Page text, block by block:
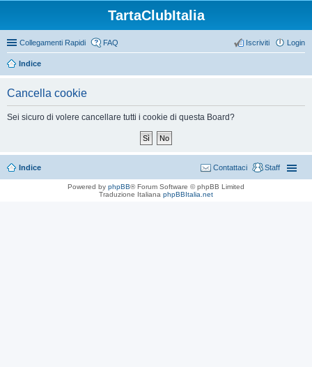
TartaClubItalia
Collegamenti Rapidi FAQ Login
Iscriviti
Indice
Cancella cookie
Sei sicuro di volere cancellare tutti i cookie di questa Board?
Indice Staff
Contattaci
Powered by phpBB® Forum Software © phpBB Limited
Traduzione Italiana phpBBItalia.net